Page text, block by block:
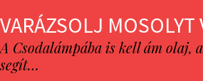
VARÁZSOLJ
A Csodalámpába is kell ám olaj,
segít…